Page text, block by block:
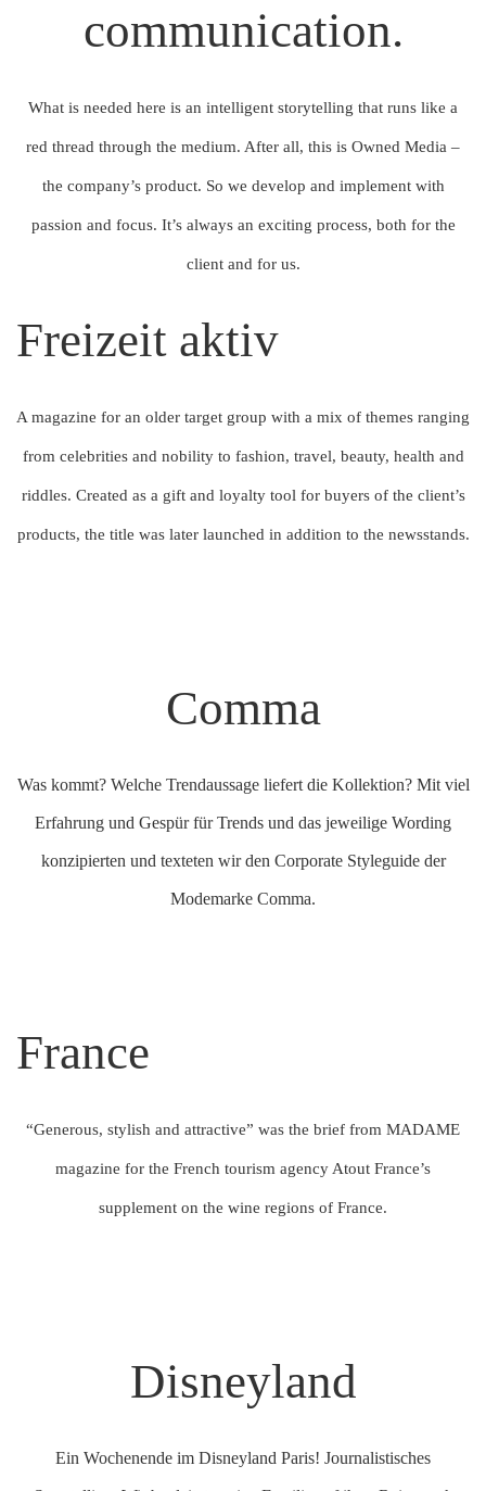
communication.
What is needed here is an intelligent storytelling that runs like a
red thread through the medium. After all, this is Owned Media –
the company’s product. So we develop and implement with
passion and focus. It’s always an exciting process, both for the
client and for us.
Freizeit aktiv
A magazine for an older target group with a mix of themes ranging
from celebrities and nobility to fashion, travel, beauty, health and
riddles. Created as a gift and loyalty tool for buyers of the client’s
products, the title was later launched in addition to the newsstands.
Comma
Was kommt? Welche Trendaussage liefert die Kollektion? Mit viel
Erfahrung und Gespür für Trends und das jeweilige Wording
konzipierten und texteten wir den Corporate Styleguide der
Modemarke Comma.
France
“Generous, stylish and attractive” was the brief from MADAME
magazine for the French tourism agency Atout France’s
supplement on the wine regions of France.
Disneyland
Ein Wochenende im Disneyland Paris! Journalistisches